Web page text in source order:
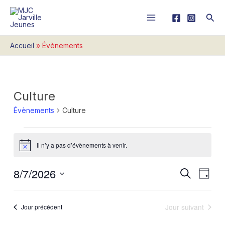
contenu
Accueil Évènements
Culture
Évènements Culture
Évènements
for
7
août
2026
Notice Il n’y a pas d’évènements à venir.
Recherche
navigation
de
Recherche
vues
Jour
8/7/2026
date.Jour précédent Jour suivant